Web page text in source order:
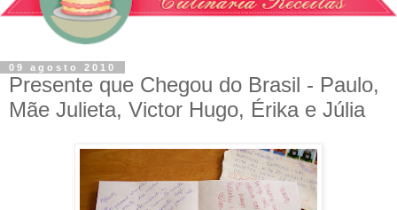
09 agosto 2010
Presente que Chegou do Brasil - Paulo,
Mãe Julieta, Victor Hugo, Érika e Júlia